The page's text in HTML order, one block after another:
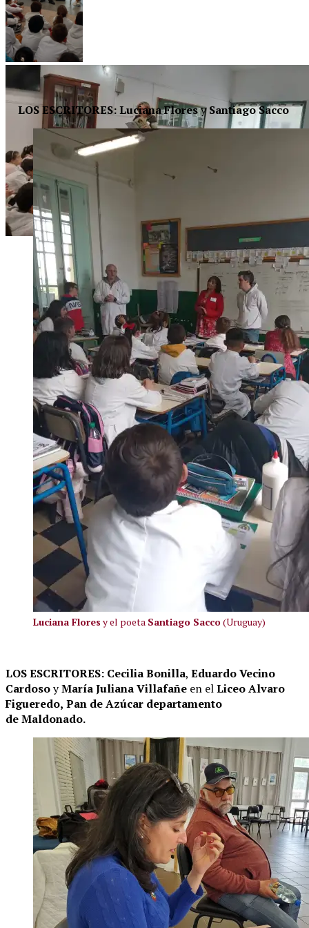
LOS ESCRITORES: Luciana FloresySantiago Sacco
Luciana Flores y el poeta Santiago Sacco(Uruguay)
LOS ESCRITORES: Cecilia Bonilla, Eduardo Vecino
CardosoyMaría Juliana Villafañe en elLiceo Alvaro
Figueredo, Pan de Azúcar departamento
de Maldonado.